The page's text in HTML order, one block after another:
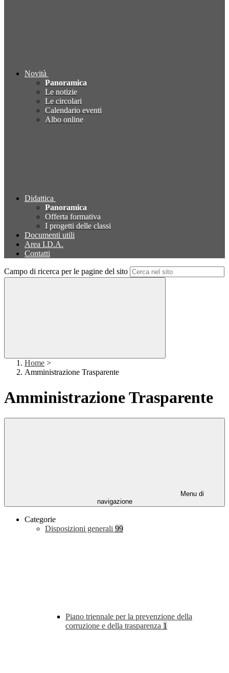
Novità
Panoramica
Le notizie
Le circolari
Calendario eventi
Albo online
Didattica
Panoramica
Offerta formativa
I progetti delle classi
Documenti utili
Area I.D.A.
Contatti
Campo di ricerca per le pagine del sito
Home >
Amministrazione Trasparente
Amministrazione Trasparente
Menu di
navigazione
Categorie
Disposizioni generali 99
Piano triennale per la prevenzione della
corruzione e della trasparenza 1